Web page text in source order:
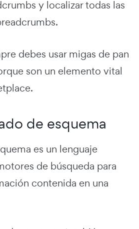
y localizar todas las
debes usar migas de pan
son un elemento vital
de esquema
es un lenguaje
de búsqueda para
contenida en una